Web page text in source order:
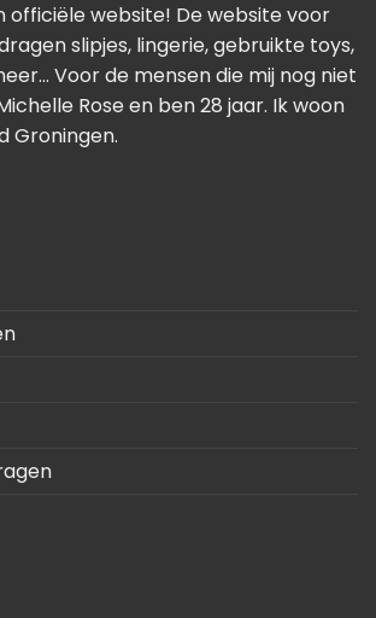
officiële website! De website voor
slipjes, lingerie, gebruikte toys,
Voor de mensen die mij nog niet
Rose en ben 28 jaar. Ik woon
Groningen.